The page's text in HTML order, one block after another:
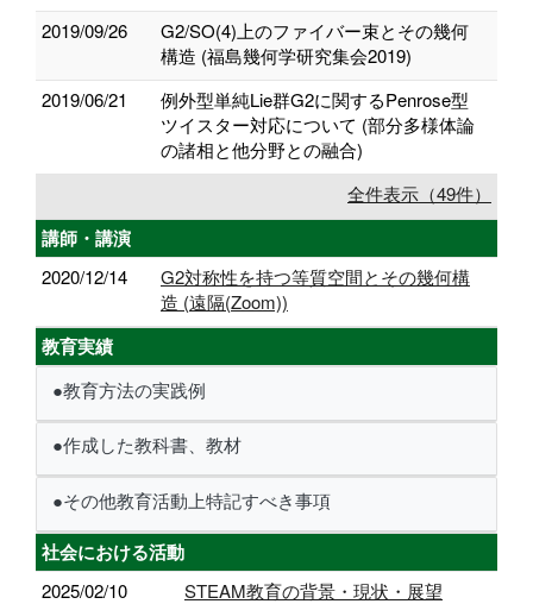
2019/09/26
G2/SO(4)上のファイバー束とその幾何
構造 (福島幾何学研究集会2019)
2019/06/21
例外型単純Lie群G2に関するPenrose型
ツイスター対応について (部分多様体論
の諸相と他分野との融合)
全件表示（49件）
講師・講演
2020/12/14
G2対称性を持つ等質空間とその幾何構
造 (遠隔(Zoom))
教育実績
●教育方法の実践例
●作成した教科書、教材
●その他教育活動上特記すべき事項
社会における活動
2025/02/10
STEAM教育の背景・現状・展望